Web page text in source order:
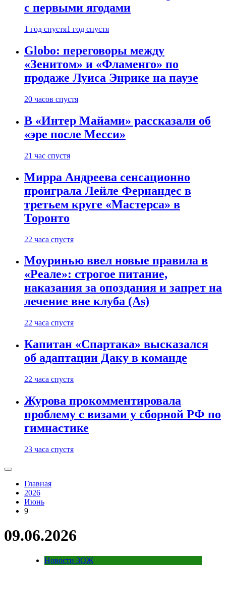
с первыми ягодами
1 год спустя1 год спустя
Globo: переговоры между
«Зенитом» и «Фламенго» по
продаже Луиса Энрике на паузе
20 часов спустя
В «Интер Майами» рассказали об
«эре после Месси»
21 час спустя
Мирра Андреева сенсационно
проиграла Лейле Фернандес в
третьем круге «Мастерса» в
Торонто
22 часа спустя
Моуринью ввел новые правила в
«Реале»: строгое питание,
наказания за опоздания и запрет на
лечение вне клуба (As)
22 часа спустя
Капитан «Спартака» высказался
об адаптации Даку в команде
22 часа спустя
Журова прокомментировала
проблему с визами у сборной РФ по
гимнастике
23 часа спустя
Главная
2026
Июнь
9
09.06.2026
Новости ЗОЖ